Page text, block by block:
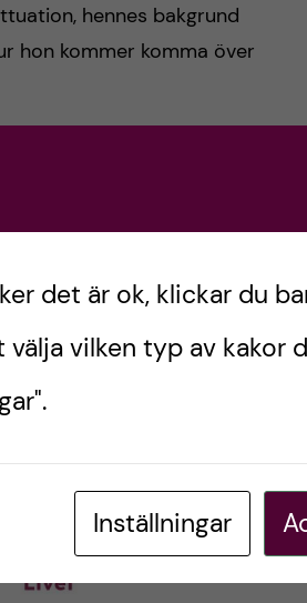
hennes bakgrund
hon kommer komma över
sorg, ilska, skuld, förvirring
att få patienten att förstå
väldigt tungt men att det
för att sedan kunna
det är ok, klickar du
välja vilken typ av kakor
Inställningar